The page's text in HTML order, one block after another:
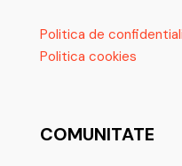
Politica de
Politica cookies
COMUNITATE